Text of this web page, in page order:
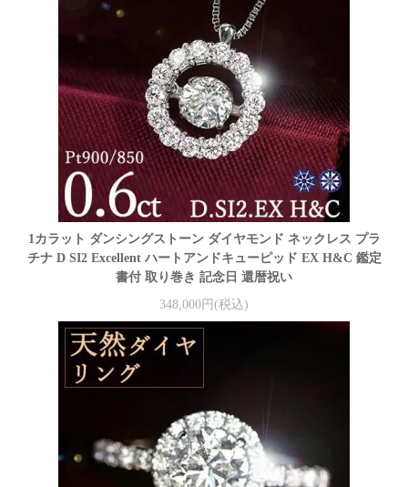
1カラット ダンシングストーン ダイヤモンド ネックレス プラ
チナ D SI2 Excellent ハートアンドキューピッド EX H&C 鑑定
書付 取り巻き 記念日 還暦祝い
348,000円(税込)